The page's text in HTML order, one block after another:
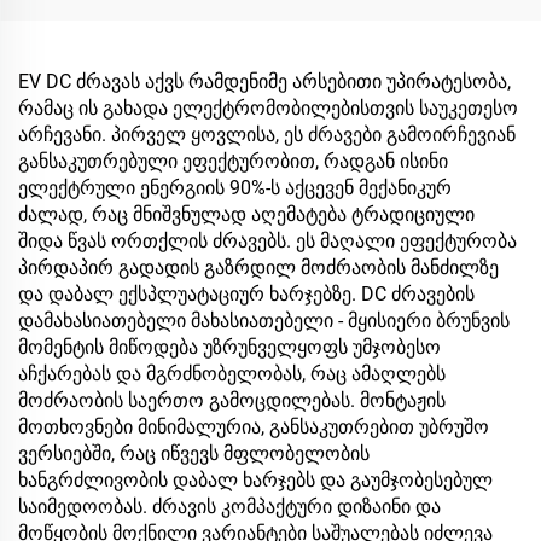
EV DC ძრავას აქვს რამდენიმე არსებითი უპირატესობა,
რამაც ის გახადა ელექტრომობილებისთვის საუკეთესო
არჩევანი. პირველ ყოვლისა, ეს ძრავები გამოირჩევიან
განსაკუთრებული ეფექტურობით, რადგან ისინი
ელექტრული ენერგიის 90%-ს აქცევენ მექანიკურ
ძალად, რაც მნიშვნულად აღემატება ტრადიციული
შიდა წვას ორთქლის ძრავებს. ეს მაღალი ეფექტურობა
პირდაპირ გადადის გაზრდილ მოძრაობის მანძილზე
და დაბალ ექსპლუატაციურ ხარჯებზე. DC ძრავების
დამახასიათებელი მახასიათებელი - მყისიერი ბრუნვის
მომენტის მიწოდება უზრუნველყოფს უმჯობესო
აჩქარებას და მგრძნობელობას, რაც ამაღლებს
მოძრაობის საერთო გამოცდილებას. მონტაჟის
მოთხოვნები მინიმალურია, განსაკუთრებით უბრუშო
ვერსიებში, რაც იწვევს მფლობელობის
ხანგრძლივობის დაბალ ხარჯებს და გაუმჯობესებულ
საიმედოობას. ძრავის კომპაქტური დიზაინი და
მოწყობის მოქნილი ვარიანტები საშუალებას იძლევა